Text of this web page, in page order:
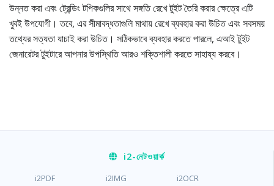
উন্নত করা এবং ট্রেন্ডিং টপিকগুলির সাথে সঙ্গতি রেখে টুইট তৈরি করার ক্ষেত্রে এটি
খুবই উপযোগী। তবে, এর সীমাবদ্ধতাগুলি মাথায় রেখে ব্যবহার করা উচিত এবং সবসময়
তথ্যের সত্যতা যাচাই করা উচিত। সঠিকভাবে ব্যবহার করতে পারলে, এআই টুইট
জেনারেটর টুইটারে আপনার উপস্থিতি আরও শক্তিশালী করতে সাহায্য করবে।
i2-নেটওয়ার্ক
i2PDF i2IMG
i2OCR